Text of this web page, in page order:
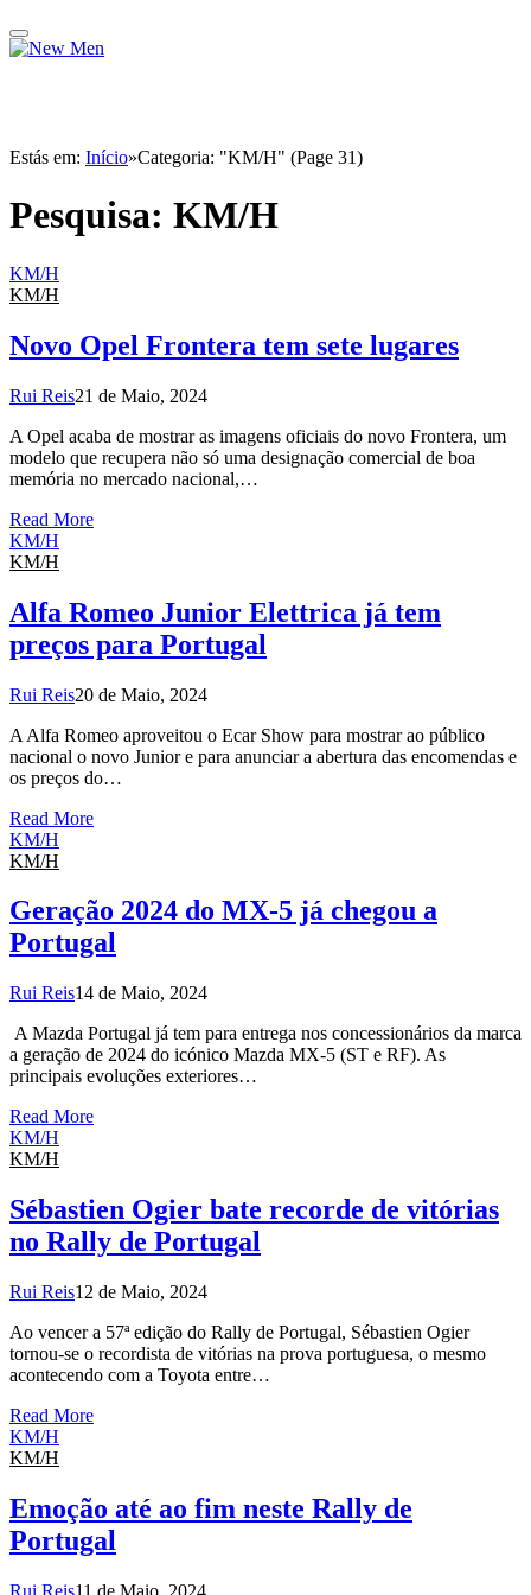
Estás em: Início»Categoria: "KM/H" (Page 31)
Pesquisa: KM/H
KM/H
KM/H
Novo Opel Frontera tem sete lugares
Rui Reis21 de Maio, 2024
A Opel acaba de mostrar as imagens oficiais do novo Frontera, um
modelo que recupera não só uma designação comercial de boa
memória no mercado nacional,…
Read More
KM/H
KM/H
Alfa Romeo Junior Elettrica já tem
preços para Portugal
Rui Reis20 de Maio, 2024
A Alfa Romeo aproveitou o Ecar Show para mostrar ao público
nacional o novo Junior e para anunciar a abertura das encomendas e
os preços do…
Read More
KM/H
KM/H
Geração 2024 do MX-5 já chegou a
Portugal
Rui Reis14 de Maio, 2024
A Mazda Portugal já tem para entrega nos concessionários da marca
a geração de 2024 do icónico Mazda MX-5 (ST e RF). As
principais evoluções exteriores…
Read More
KM/H
KM/H
Sébastien Ogier bate recorde de vitórias
no Rally de Portugal
Rui Reis12 de Maio, 2024
Ao vencer a 57ª edição do Rally de Portugal, Sébastien Ogier
tornou-se o recordista de vitórias na prova portuguesa, o mesmo
acontecendo com a Toyota entre…
Read More
KM/H
KM/H
Emoção até ao fim neste Rally de
Portugal
Rui Reis11 de Maio, 2024